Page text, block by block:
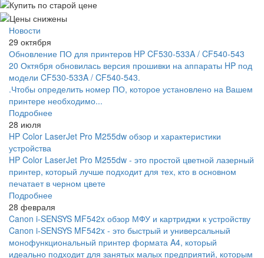
Новости
29 октября
Обновление ПО для принтеров HP CF530-533A / CF540-543
20 Октября обновилась версия прошивки на аппараты HP под
модели CF530-533A / CF540-543.
.Чтобы определить номер ПО, которое установлено на Вашем
принтере необходимо...
Подробнее
28 июля
HP Color LaserJet Pro M255dw обзор и характеристики
устройства
HP Color LaserJet Pro M255dw - это простой цветной лазерный
принтер, который лучше подходит для тех, кто в основном
печатает в черном цвете
Подробнее
28 февраля
Canon i-SENSYS MF542x обзор МФУ и картриджи к устройству
Canon i-SENSYS MF542x - это быстрый и универсальный
монофункциональный принтер формата A4, который
идеально подходит для занятых малых предприятий, которым